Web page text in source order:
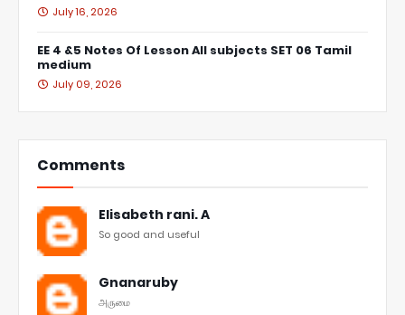
July 16, 2026
EE 4 &5 Notes Of Lesson All subjects SET 06 Tamil
medium
July 09, 2026
Comments
Elisabeth rani. A
So good and useful
Gnanaruby
அருமை